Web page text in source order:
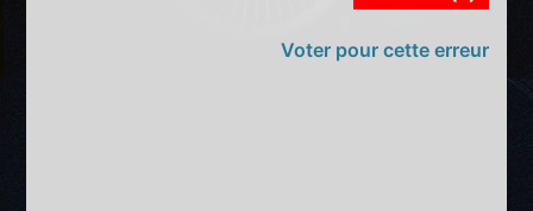
Voter pour cette erreur